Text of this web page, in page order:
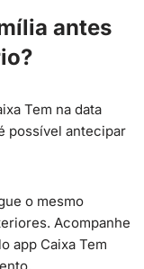
antes
Tem na data
possível antecipar
o mesmo
Acompanhe
app Caixa Tem